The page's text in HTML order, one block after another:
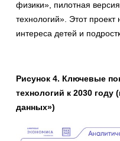
физики», пилотная
технологий». Этот
интереса детей и
Рисунок 4. Ключевые
технологий к 2030 году
данных»)